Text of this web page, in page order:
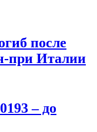
после
при Италии
– до